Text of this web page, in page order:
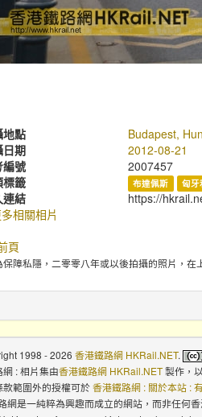
地點 Budapest,
日期
2012-08-21
編號
2007457
標籤
布達佩斯 匈牙
連結
https://
相關相片
頁
保障私隱，二零零八年或以後拍攝的照片，
1998 - 2026 香港鐵路網 HKRail.NET.
: 相片集由香港鐵路網 HKRail.NET製作，以
款範圍外的授權可於香港鐵路網 : 關於本站 :
網是一純粹為興趣而成立的網站，而非任何